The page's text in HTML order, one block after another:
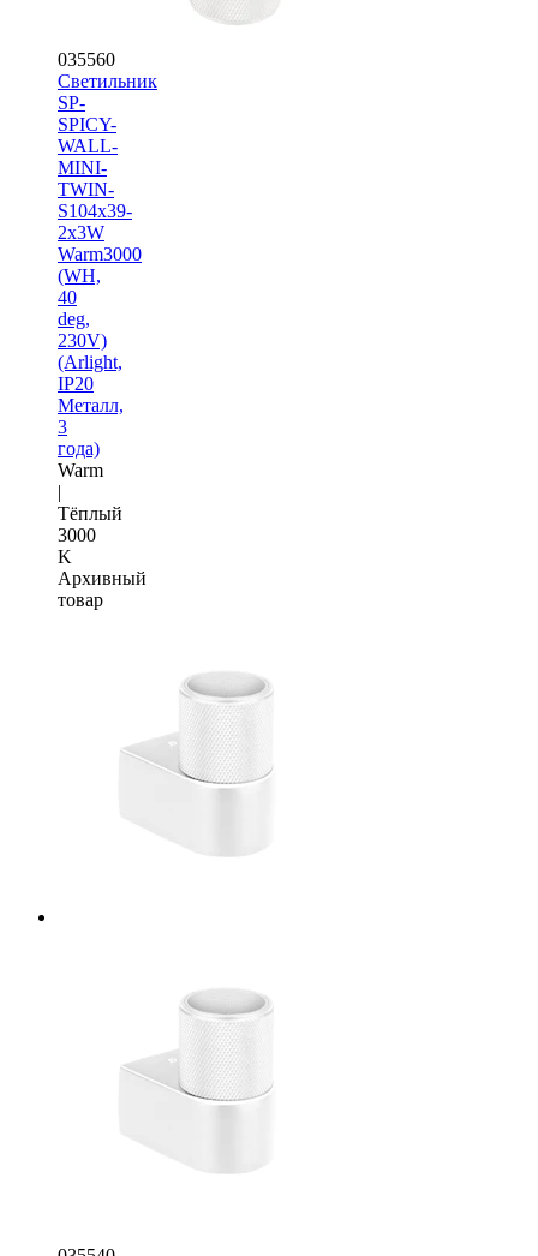
035560
Светильник
SP-
SPICY-
WALL-
MINI-
TWIN-
S104x39-
2x3W
Warm3000
(WH,
40
deg,
230V)
(Arlight,
IP20
Металл,
3
года)
Warm
|
Тёплый
3000
K
Архивный
товар